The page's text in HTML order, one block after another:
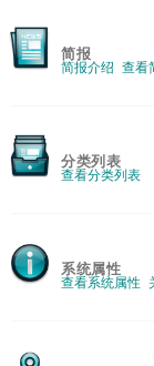
简报
简报介绍 查看
分类列表
查看分类列表
系统属性
查看系统属性